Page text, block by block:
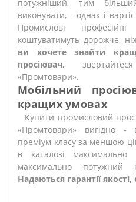
потужніший, тим
виконувати, - однак і
Промислові
коштуватимуть дорожче,
ви хочете знайти
просіювач,
«Промтовари».
Мобільний
кращих умовах
Купити промисловий
«Промтовари» вигідно -
преміум-класу за меншою
в каталозі максимально
максимально потужний
Надаються гарантії